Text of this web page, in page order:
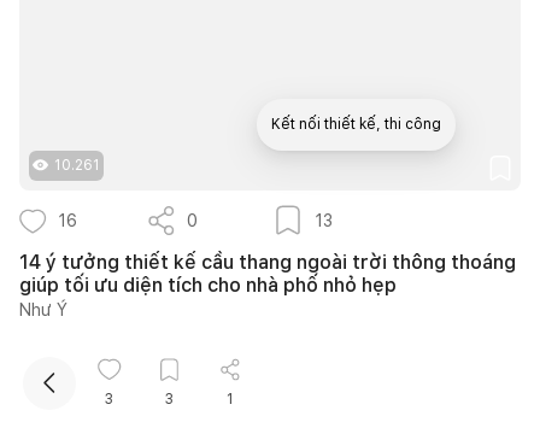
10.261
16 0 13
14 ý tưởng thiết kế cầu thang ngoài trời thông thoáng
giúp tối ưu diện tích cho nhà phố nhỏ hẹp
Như Ý
3 3 1
Kết nối thiết kế, thi công